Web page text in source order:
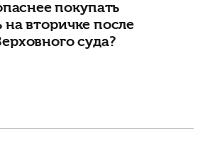
покупать
вторичке после
суда?